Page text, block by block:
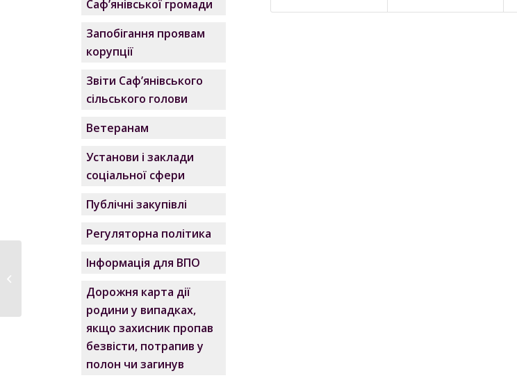
Саф’янівської громади
Запобігання проявам
корупції
Звіти Саф’янівського
сільського голови
Ветеранам
Установи і заклади
соціальної сфери
Публічні закупівлі
Регуляторна політика
Інформація для ВПО
Дорожня карта дії
родини у випадках,
якщо захисник пропав
безвісти, потрапив у
полон чи загинув
сільського голови...